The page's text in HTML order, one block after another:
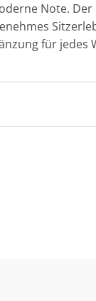
Note.
für jedes